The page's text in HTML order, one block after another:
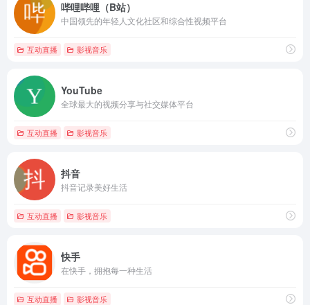
哔哩哔哩（B站）
中国领先的年轻人文化社区和综合性视频平台
互动直播 影视音乐
YouTube
全球最大的视频分享与社交媒体平台
互动直播 影视音乐
抖音
抖音记录美好生活
互动直播 影视音乐
快手
在快手，拥抱每一种生活
互动直播 影视音乐